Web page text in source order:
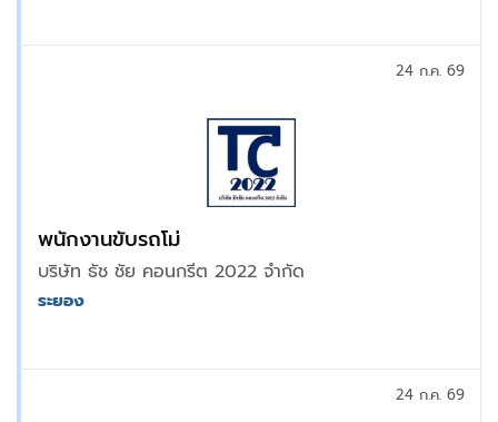
พนักงานขับรถโม่
บริษัท ธัช ชัย คอนกรีต 2022 จํากัด
24 ก.ค. 69
ระยอง
24 ก.ค. 69